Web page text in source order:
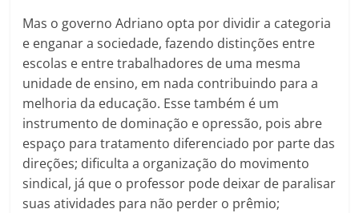
Mas o governo Adriano opta por dividir a categoria
e enganar a sociedade, fazendo distinções entre
escolas e entre trabalhadores de uma mesma
unidade de ensino, em nada contribuindo para a
melhoria da educação. Esse também é um
instrumento de dominação e opressão, pois abre
espaço para tratamento diferenciado por parte das
direções; dificulta a organização do movimento
sindical, já que o professor pode deixar de paralisar
suas atividades para não perder o prêmio;